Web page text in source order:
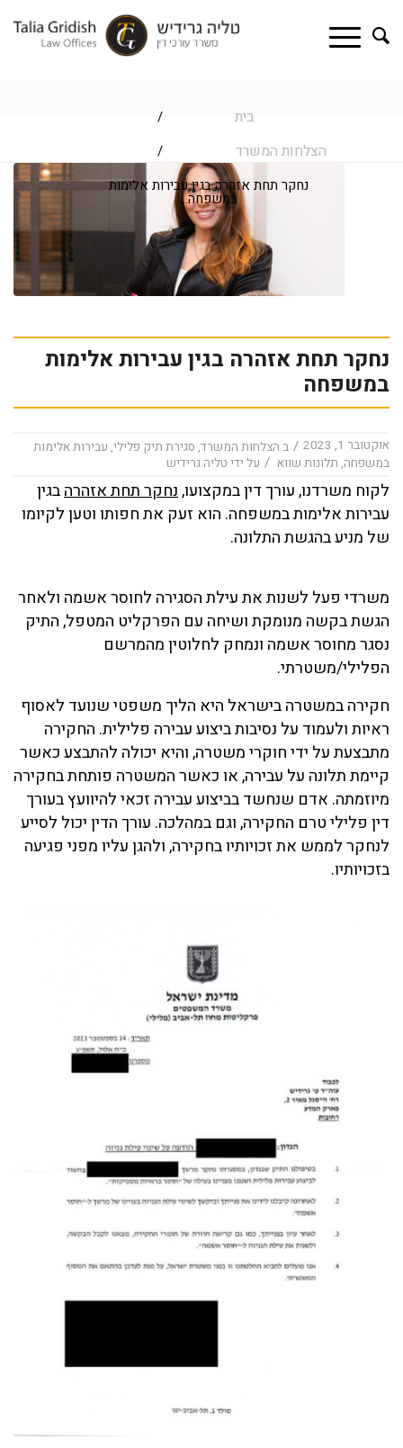
בית /
הצלחות המשרד
/
נחקר תחת אזהרה בגין עבירות אלימות
במשפחה...
נחקר תחת אזהרה בגין עבירות אלימות
במשפחה
אוקטובר 1, 2023 / ב הצלחות המשרד, סגירת תיק פלילי, עבירות אלימות
במשפחה, תלונות שווא / על ידי טליה גרידיש
לקוח משרדנו, עורך דין במקצועו,נחקר תחת אזהרהבגין
עבירות אלימות במשפחה. הוא זעק את חפותו וטען לקיומו
של מניע בהגשת התלונה.
משרדי פעל לשנות את עילת הסגירה לחוסר אשמה ולאחר
הגשת בקשה מנומקת ושיחה עם הפרקליט המטפל, התיק
נסגר מחוסר אשמה ונמחק לחלוטין מהמרשם
הפלילי/משטרתי.
חקירה במשטרה בישראל היא הליך משפטי שנועד לאסוף
ראיות ולעמוד על נסיבות ביצוע עבירה פלילית. החקירה
מתבצעת על ידי חוקרי משטרה, והיא יכולה להתבצע כאשר
קיימת תלונה על עבירה, או כאשר המשטרה פותחת בחקירה
מיוזמתה. אדם שנחשד בביצוע עבירה זכאי להיוועץ בעורך
דין פלילי טרם החקירה, וגם במהלכה. עורך הדין יכול לסייע
לנחקר לממש את זכויותיו בחקירה, ולהגן עליו מפני פגיעה
בזכויותיו.